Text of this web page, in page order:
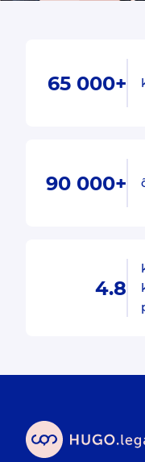
65 000+
90 000+
4.8